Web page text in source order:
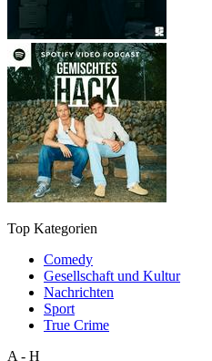
Top Kategorien
Comedy
Gesellschaft und Kultur
Nachrichten
Sport
True Crime
A - H